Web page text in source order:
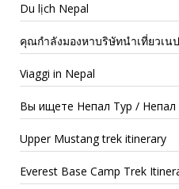
Du lịch Nepal
คุณกำลังมองหาบริษัทนำเที่ยวเน
Viaggi in Nepal
Вы ищете Непал Тур / Непал
Upper Mustang trek itinerary
Everest Base Camp Trek